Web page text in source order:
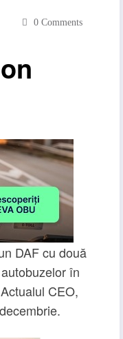
0 Comments
DAF cu două
în
CEO,